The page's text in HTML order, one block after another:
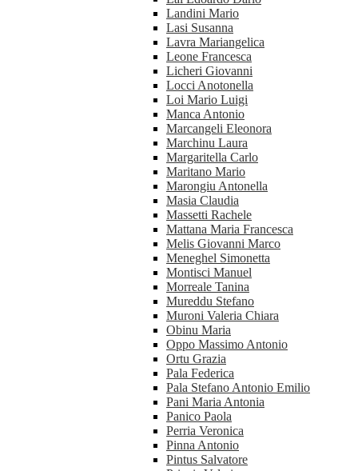
Landini Mario
Lasi Susanna
Lavra Mariangelica
Leone Francesca
Licheri Giovanni
Locci Anotonella
Loi Mario Luigi
Manca Antonio
Marcangeli Eleonora
Marchinu Laura
Margaritella Carlo
Maritano Mario
Marongiu Antonella
Masia Claudia
Massetti Rachele
Mattana Maria Francesca
Melis Giovanni Marco
Meneghel Simonetta
Montisci Manuel
Morreale Tanina
Mureddu Stefano
Muroni Valeria Chiara
Obinu Maria
Oppo Massimo Antonio
Ortu Grazia
Pala Federica
Pala Stefano Antonio Emilio
Pani Maria Antonia
Panico Paola
Perria Veronica
Pinna Antonio
Pintus Salvatore